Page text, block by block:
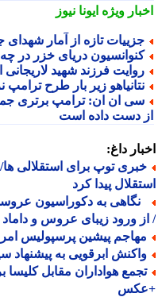
ویژهایونا نیوز
تازه از آمار شهدای جنگ
دریای خزر در چه
فرزند شهید لاریجانی
زیر بار طرح ترامپ
ان ان: ترامپ برتری
دست داده است
داغ:
توپ برای استقلالی ها/
پیدا کرد
به دکوراسیون
ورود زیبای عروس و داماد
پیشین پرسپولیس
ابرقویی به پیشنهاد
هواداران مقابل کلیسا